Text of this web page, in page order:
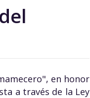
en honor
a través de la Ley